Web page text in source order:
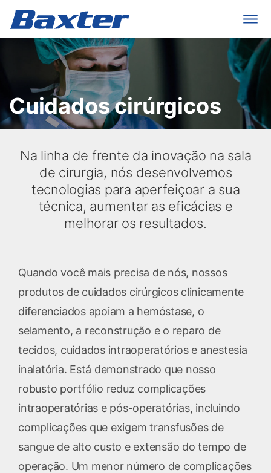
Cuidados cirúrgicos
Na linha de frente da inovação na sala
de cirurgia, nós desenvolvemos
tecnologias para aperfeiçoar a sua
técnica, aumentar as eficácias e
melhorar os resultados.
Quando você mais precisa de nós, nossos
produtos de cuidados cirúrgicos clinicamente
diferenciados apoiam a hemóstase, o
selamento, a reconstrução e o reparo de
tecidos, cuidados intraoperatórios e anestesia
inalatória. Está demonstrado que nosso
robusto portfólio reduz complicações
intraoperatórias e pós-operatórias, incluindo
complicações que exigem transfusões de
sangue de alto custo e extensão do tempo de
operação. Um menor número de complicações